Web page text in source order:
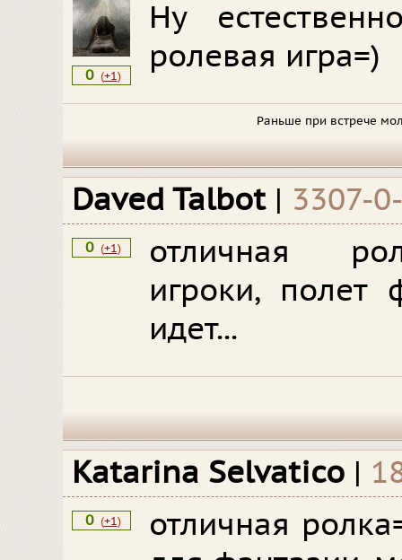
0 (+1)
Ну
ролевая игра=)
Раньше при встрече
Daved Talbot | 3307-
0 (+1)
отличная
игроки, полет
идет...
Katarina Selvatico |
0 (+1)
отличная